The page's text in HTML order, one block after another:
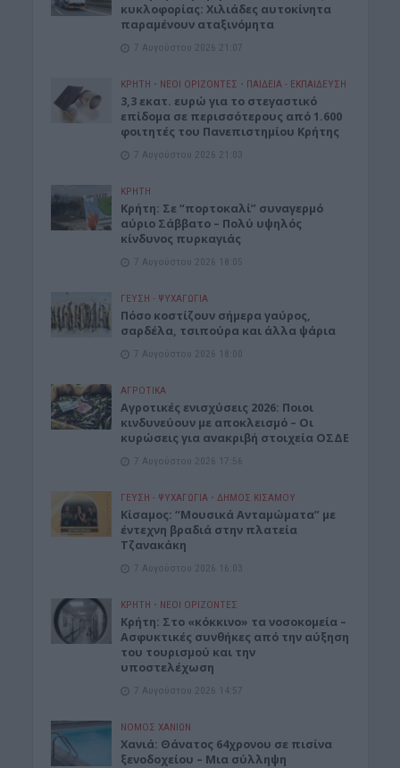
κυκλοφορίας: Χιλιάδες αυτοκίνητα
παραμένουν αταξινόμητα
7 Αυγούστου 2026 21:07
ΚΡΗΤΗ • ΝΕΟΙ ΟΡΙΖΟΝΤΕΣ • ΠΑΙΔΕΙΑ - ΕΚΠΑΙΔΕΥΣΗ
3,3 εκατ. ευρώ για το στεγαστικό
επίδομα σε περισσότερους από 1.600
φοιτητές του Πανεπιστημίου Κρήτης
7 Αυγούστου 2026 21:03
ΚΡΗΤΗ
Κρήτη: Σε “πορτοκαλί” συναγερμό
αύριο Σάββατο – Πολύ υψηλός
κίνδυνος πυρκαγιάς
7 Αυγούστου 2026 18:05
ΓΕΎΣΗ - ΨΥΧΑΓΩΓΊΑ
Πόσο κοστίζουν σήμερα γαύρος,
σαρδέλα, τσιπούρα και άλλα ψάρια
7 Αυγούστου 2026 18:00
ΑΓΡΟΤΙΚΑ
Αγροτικές ενισχύσεις 2026: Ποιοι
κινδυνεύουν με αποκλεισμό – Οι
κυρώσεις για ανακριβή στοιχεία ΟΣΔΕ
7 Αυγούστου 2026 17:56
ΓΕΎΣΗ - ΨΥΧΑΓΩΓΊΑ • ΔΉΜΟΣ ΚΙΣΆΜΟΥ
Κίσαμος: “Μουσικά Ανταμώματα” με
έντεχνη βραδιά στην πλατεία
Τζανακάκη
7 Αυγούστου 2026 16:03
ΚΡΗΤΗ • ΝΕΟΙ ΟΡΙΖΟΝΤΕΣ
Κρήτη: Στο «κόκκινο» τα νοσοκομεία –
Ασφυκτικές συνθήκες από την αύξηση
του τουρισμού και την
υποστελέχωση
7 Αυγούστου 2026 14:57
ΝΟΜΌΣ ΧΑΝΊΩΝ
Χανιά: Θάνατος 64χρονου σε πισίνα
ξενοδοχείου – Μια σύλληψη